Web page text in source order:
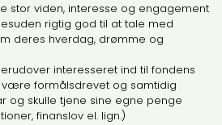
stor viden, interesse og engagement
rigtig god til at tale med
deres hverdag, drømme og
interesseret ind til fondens
formålsdrevet og samtidig
og skulle tjene sine egne penge
finanslov el. lign.)